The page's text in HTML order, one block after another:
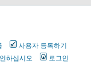
사용자 등록하기
하십시오 로그인